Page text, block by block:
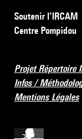
Soutenir l’IRCAM
Centre Pompidou
Projet Répertoire
Infos /
Mentions Légales